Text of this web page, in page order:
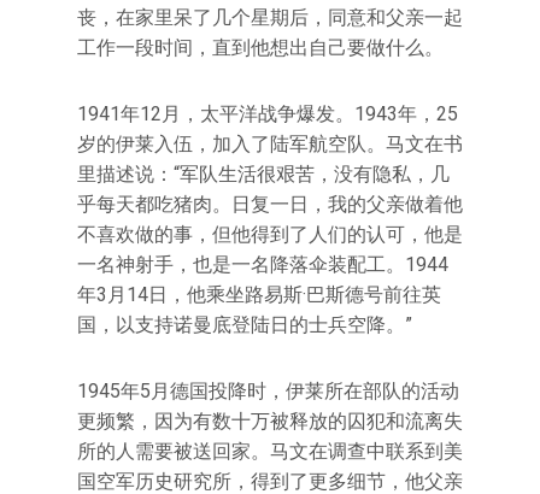
丧，在家里呆了几个星期后，同意和父亲一起
工作一段时间，直到他想出自己要做什么。
1941年12月，太平洋战争爆发。1943年，25
岁的伊莱入伍，加入了陆军航空队。马文在书
里描述说：“军队生活很艰苦，没有隐私，几
乎每天都吃猪肉。日复一日，我的父亲做着他
不喜欢做的事，但他得到了人们的认可，他是
一名神射手，也是一名降落伞装配工。1944
年3月14日，他乘坐路易斯·巴斯德号前往英
国，以支持诺曼底登陆日的士兵空降。”
1945年5月德国投降时，伊莱所在部队的活动
更频繁，因为有数十万被释放的囚犯和流离失
所的人需要被送回家。马文在调查中联系到美
国空军历史研究所，得到了更多细节，他父亲